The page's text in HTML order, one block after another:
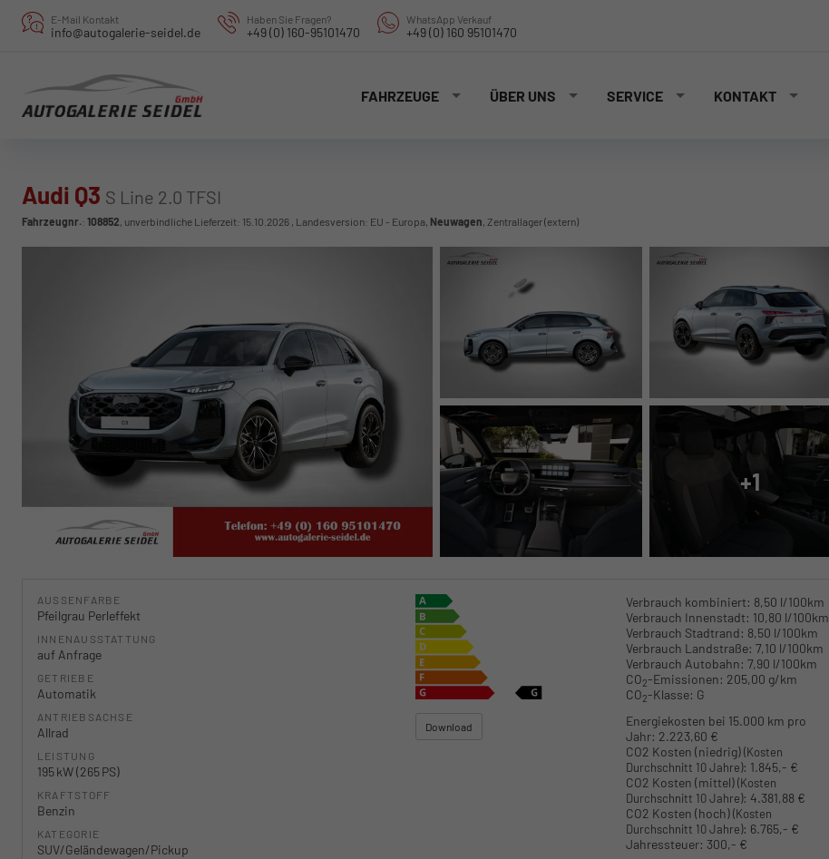
E-Mail Kontakt
info@autogalerie-seidel.de
Haben Sie Fragen?
+49 (0) 160-95101470
WhatsApp Verkauf
+49 (0) 160 95101470
FAHRZEUGE ÜBER UNS SERVICE KONTAKT
Audi Q3 S Line 2.0 TFSI
Fahrzeugnr.: 108852, unverbindliche Lieferzeit: 15.10.2026 , Landesversion: EU - Europa, Neuwagen, Zentrallager (extern)
+1
AUSSENFARBE
Pfeilgrau Perleffekt
INNENAUSSTATTUNG
auf Anfrage
GETRIEBE
Automatik
ANTRIEBSACHSE
Allrad
LEISTUNG
195 kW (265 PS)
KRAFTSTOFF
Benzin
KATEGORIE
SUV/Geländewagen/Pickup
Verbrauch kombiniert: 8,50 l/100km
Verbrauch Innenstadt: 10,80 l/100km
Verbrauch Stadtrand: 8,50 l/100km
Verbrauch Landstraße: 7,10 l/100km
Verbrauch Autobahn: 7,90 l/100km
CO2-Emissionen: 205,00 g/km
CO2-Klasse: G
Download
Energiekosten bei 15.000 km pro
Jahr: 2.223,60 €
CO2 Kosten (niedrig)(Kosten
Durchschnitt 10 Jahre): 1.845,- €
CO2 Kosten (mittel)(Kosten
Durchschnitt 10 Jahre): 4.381,88 €
CO2 Kosten (hoch)(Kosten
Durchschnitt 10 Jahre): 6.765,- €
Jahressteuer: 300,- €